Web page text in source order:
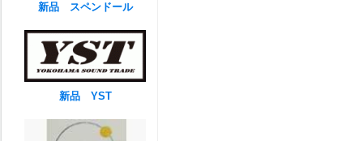
新品 スペンドール
新品 YST